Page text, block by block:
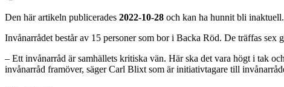
Den här artikeln publicerades 2022-10-28 och kan ha hunnit bli inaktuell.
Invånarrådet består av 15 personer som bor i Backa Röd. De träffas
– Ett invånarråd är samhällets kritiska vän. Här ska det vara högt i tak
invånarråd framöver, säger Carl Blixt som är initiativtagare till